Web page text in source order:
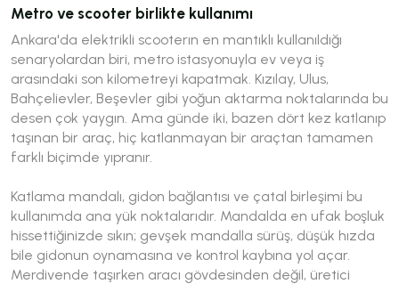
Metro ve scooter birlikte kullanımı
Ankara'da elektrikli scooterın en mantıklı kullanıldığı
senaryolardan biri, metro istasyonuyla ev veya iş
arasındaki son kilometreyi kapatmak. Kızılay, Ulus,
Bahçelievler, Beşevler gibi yoğun aktarma noktalarında bu
desen çok yaygın. Ama günde iki, bazen dört kez katlanıp
taşınan bir araç, hiç katlanmayan bir araçtan tamamen
farklı biçimde yıpranır.
Katlama mandalı, gidon bağlantısı ve çatal birleşimi bu
kullanımda ana yük noktalarıdır. Mandalda en ufak boşluk
hissettiğinizde sıkın; gevşek mandalla sürüş, düşük hızda
bile gidonun oynamasına ve kontrol kaybına yol açar.
Merdivende taşırken aracı gövdesinden değil, üretici